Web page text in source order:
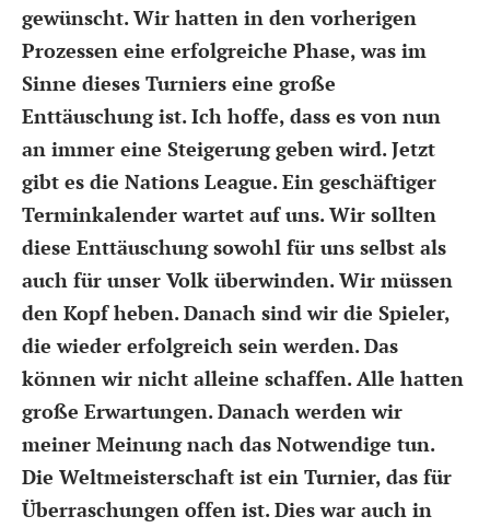
gewünscht. Wir hatten in den vorherigen
Prozessen eine erfolgreiche Phase, was im
Sinne dieses Turniers eine große
Enttäuschung ist. Ich hoffe, dass es von nun
an immer eine Steigerung geben wird. Jetzt
gibt es die Nations League. Ein geschäftiger
Terminkalender wartet auf uns. Wir sollten
diese Enttäuschung sowohl für uns selbst als
auch für unser Volk überwinden. Wir müssen
den Kopf heben. Danach sind wir die Spieler,
die wieder erfolgreich sein werden. Das
können wir nicht alleine schaffen. Alle hatten
große Erwartungen. Danach werden wir
meiner Meinung nach das Notwendige tun.
Die Weltmeisterschaft ist ein Turnier, das für
Überraschungen offen ist. Dies war auch in